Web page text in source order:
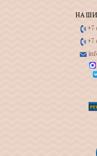
+7
+7